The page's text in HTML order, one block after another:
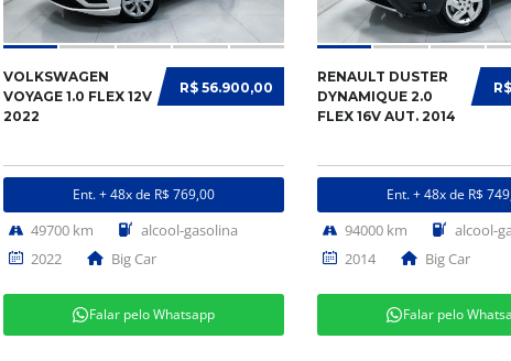
R$ 56.900,00
VOLKSWAGEN
VOYAGE 1.0 FLEX 12V
2022
Ent. + 48x de R$ 769,00
49700 km
alcool-gasolina
2022
Big Car
Falar pelo Whatsapp
RENAULT DUSTER
DYNAMIQUE 2.0
FLEX 16V AUT. 2014
Ent. + 48x de R$
94000 km
alcool-
2014
Big Car
Falar pelo